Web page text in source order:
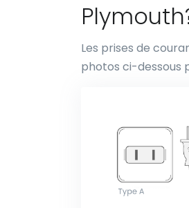
Les prises de
photos ci-dessous